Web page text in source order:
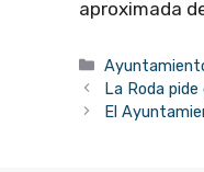
aproximada
Categorías
La Roda
El